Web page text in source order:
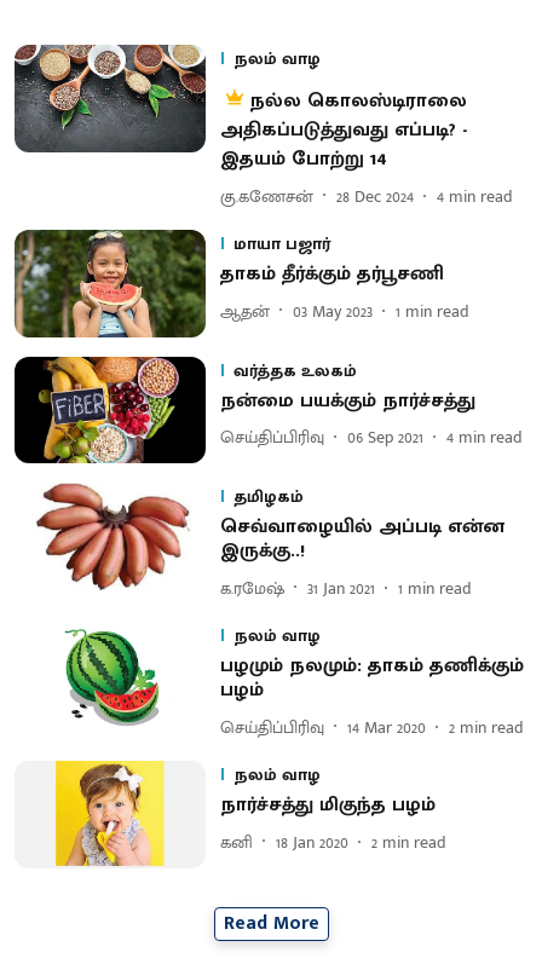
நலம் வாழ
நல்ல கொலஸ்டிராலை
அதிகப்படுத்துவது எப்படி? -
இதயம் போற்று 14
கு.கணேசன் 28 Dec 2024 4 min read
மாயா பஜார்
தாகம் தீர்க்கும் தர்பூசணி
ஆதன் 03 May 2023 1 min read
வர்த்தக உலகம்
நன்மை பயக்கும் நார்ச்சத்து
செய்திப்பிரிவு 06 Sep 2021 4 min read
தமிழகம்
செவ்வாழையில் அப்படி என்ன
இருக்கு..!
க.ரமேஷ் 31 Jan 2021 1 min read
நலம் வாழ
பழமும் நலமும்: தாகம் தணிக்கும்
பழம்
செய்திப்பிரிவு 14 Mar 2020 2 min read
நலம் வாழ
நார்ச்சத்து மிகுந்த பழம்
கனி 18 Jan 2020 2 min read
Read More